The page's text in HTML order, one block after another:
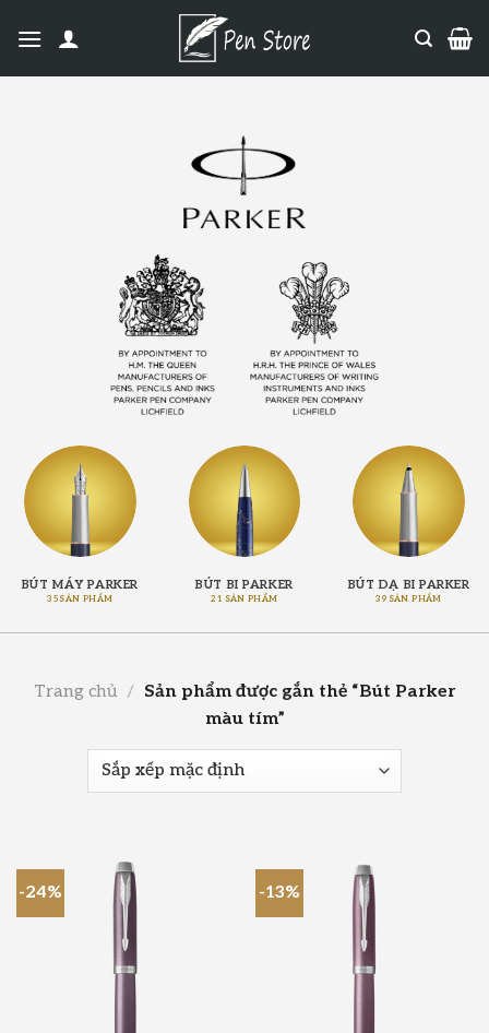
BÚT MÁY PARKER
35 SẢN PHẨM
BÚT BI PARKER
21 SẢN PHẨM
BÚT DẠ BI PARKER
39 SẢN PHẨM
Trang chủ / Sản phẩm được gắn thẻ “Bút Parker
màu tím”
-24% -13%